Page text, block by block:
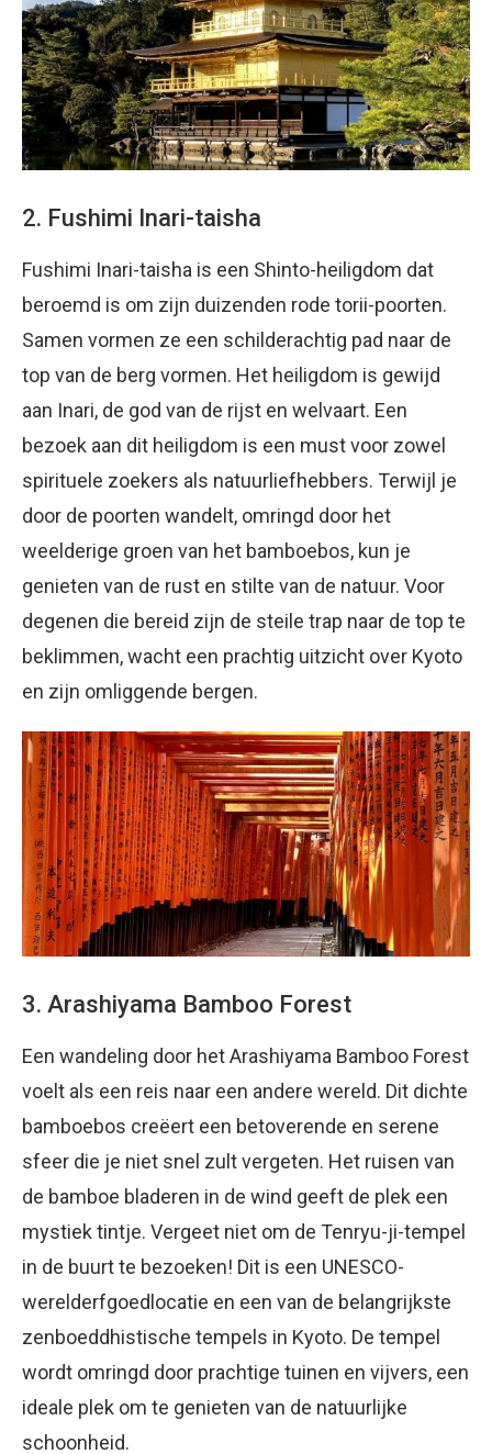
2. Fushimi Inari-taisha
Fushimi Inari-taisha is een Shinto-heiligdom dat
beroemd is om zijn duizenden rode torii-poorten.
Samen vormen ze een schilderachtig pad naar de
top van de berg vormen. Het heiligdom is gewijd
aan Inari, de god van de rijst en welvaart. Een
bezoek aan dit heiligdom is een must voor zowel
spirituele zoekers als natuurliefhebbers. Terwijl je
door de poorten wandelt, omringd door het
weelderige groen van het bamboebos, kun je
genieten van de rust en stilte van de natuur. Voor
degenen die bereid zijn de steile trap naar de top te
beklimmen, wacht een prachtig uitzicht over Kyoto
en zijn omliggende bergen.
3. Arashiyama Bamboo Forest
Een wandeling door het Arashiyama Bamboo Forest
voelt als een reis naar een andere wereld. Dit dichte
bamboebos creëert een betoverende en serene
sfeer die je niet snel zult vergeten. Het ruisen van
de bamboe bladeren in de wind geeft de plek een
mystiek tintje. Vergeet niet om de Tenryu-ji-tempel
in de buurt te bezoeken! Dit is een UNESCO-
werelderfgoedlocatie en een van de belangrijkste
zenboeddhistische tempels in Kyoto. De tempel
wordt omringd door prachtige tuinen en vijvers, een
ideale plek om te genieten van de natuurlijke
schoonheid.